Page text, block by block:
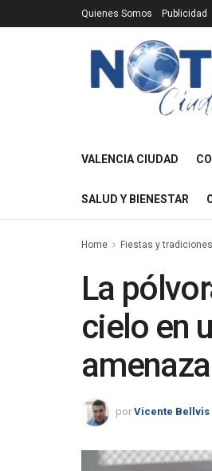
Quienes Somos Publicidad
VALENCIA CIUDAD
SALUD Y BIENESTAR
Home Fiestas y tradiciones
La
cielo en
por Vicente Bellvis